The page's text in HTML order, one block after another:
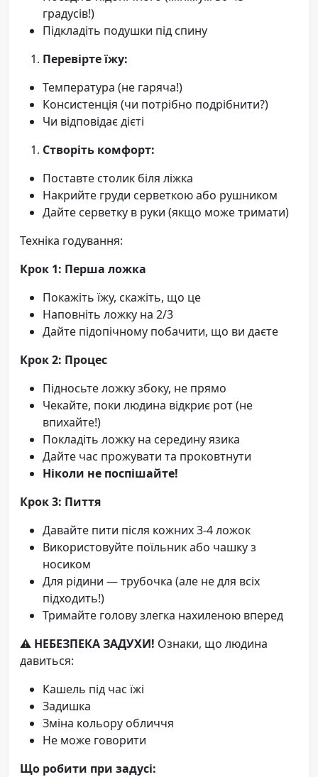
градусів!)
Підкладіть подушки під спину
Перевірте їжу:
Температура (не гаряча!)
Консистенція (чи потрібно подрібнити?)
Чи відповідає дієті
Створіть комфорт:
Поставте столик біля ліжка
Накрийте груди серветкою або рушником
Дайте серветку в руки (якщо може тримати)
Техніка годування:
Крок 1: Перша ложка
Покажіть їжу, скажіть, що це
Наповніть ложку на 2/3
Дайте підопічному побачити, що ви даєте
Крок 2: Процес
Підносьте ложку збоку, не прямо
Чекайте, поки людина відкриє рот (не
впихайте!)
Покладіть ложку на середину язика
Дайте час прожувати та проковтнути
Ніколи не поспішайте!
Крок 3: Пиття
Давайте пити після кожних 3-4 ложок
Використовуйте поїльник або чашку з
носиком
Для рідини — трубочка (але не для всіх
підходить!)
Тримайте голову злегка нахиленою вперед
⚠️ НЕБЕЗПЕКА ЗАДУХИ! Ознаки, що людина
давиться:
Кашель під час їжі
Задишка
Зміна кольору обличчя
Не може говорити
Що робити при задусі: